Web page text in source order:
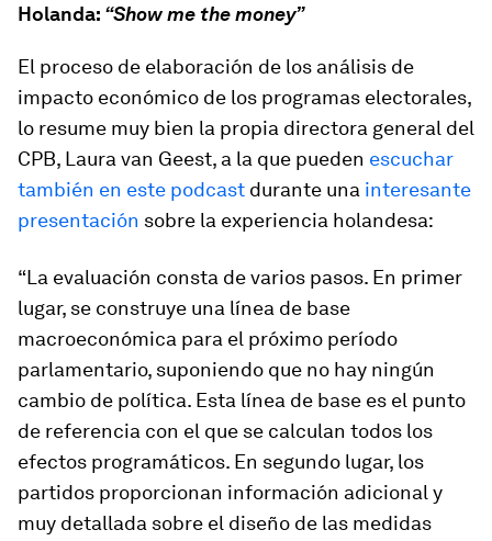
Holanda: “Show me the money”
El proceso de elaboración de los análisis de
impacto económico de los programas electorales,
lo resume muy bien la propia directora general del
CPB, Laura van Geest, a la que pueden escuchar
también en este podcast durante una interesante
presentación sobre la experiencia holandesa:
“La evaluación consta de varios pasos. En primer
lugar, se construye una línea de base
macroeconómica para el próximo período
parlamentario, suponiendo que no hay ningún
cambio de política. Esta línea de base es el punto
de referencia con el que se calculan todos los
efectos programáticos. En segundo lugar, los
partidos proporcionan información adicional y
muy detallada sobre el diseño de las medidas